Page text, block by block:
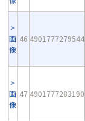
画
像
46 4901777279544
画
像
47 4901777283190